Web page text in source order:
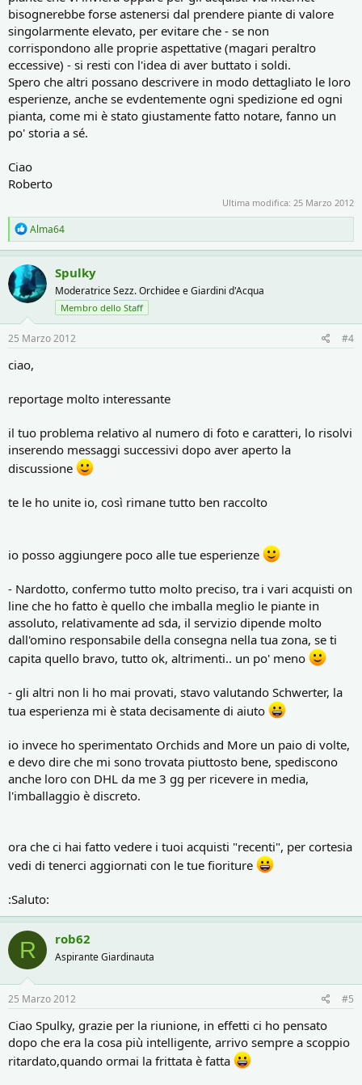
bisognerebbe forse astenersi dal prendere piante di valore
singolarmente elevato, per evitare che - se non
corrispondono alle proprie aspettative (magari peraltro
eccessive) - si resti con l'idea di aver buttato i soldi.
Spero che altri possano descrivere in modo dettagliato le loro
esperienze, anche se evdentemente ogni spedizione ed ogni
pianta, come mi è stato giustamente fatto notare, fanno un
po' storia a sé.
Ciao
Roberto
Ultima modifica: 25 Marzo 2012
R
e
a
c
t
i
o
n
:
Alma64
Spulky
Moderatrice Sezz. Orchidee e Giardini d'Acqua
Membro dello Staff
25 Marzo 2012 #4
ciao,
reportage molto interessante
il tuo problema relativo al numero di foto e caratteri, lo risolvi
inserendo messaggi successivi dopo aver aperto la
discussione
te le ho unite io, così rimane tutto ben raccolto
io posso aggiungere poco alle tue esperienze
- Nardotto, confermo tutto molto preciso, tra i vari acquisti on
line che ho fatto è quello che imballa meglio le piante in
assoluto, relativamente ad sda, il servizio dipende molto
dall'omino responsabile della consegna nella tua zona, se ti
capita quello bravo, tutto ok, altrimenti.. un po' meno
- gli altri non li ho mai provati, stavo valutando Schwerter, la
tua esperienza mi è stata decisamente di aiuto
io invece ho sperimentato Orchids and More un paio di volte,
e devo dire che mi sono trovata piuttosto bene, spediscono
anche loro con DHL da me 3 gg per ricevere in media,
l'imballaggio è discreto.
ora che ci hai fatto vedere i tuoi acquisti "recenti", per cortesia
vedi di tenerci aggiornati con le tue fioriture
:Saluto:
R rob62
Aspirante Giardinauta
25 Marzo 2012 #5
Ciao Spulky, grazie per la riunione, in effetti ci ho pensato
dopo che era la cosa più intelligente, arrivo sempre a scoppio
ritardato,quando ormai la frittata è fatta